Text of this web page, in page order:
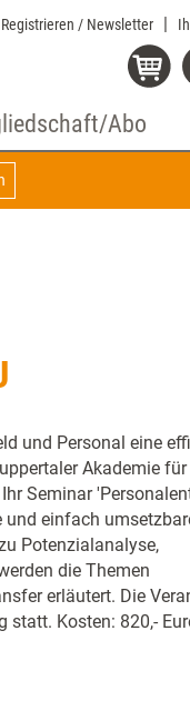
Registrieren / Newsletter
Abo
und Personal eine
Akademie für
Seminar
einfach
Potenzialanalyse,
die Themen
erläutert. Die
Kosten: 820,-